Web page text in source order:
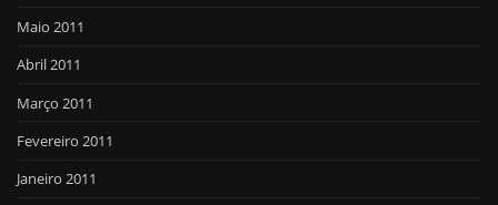
Maio 2011
Abril 2011
Março 2011
Fevereiro 2011
Janeiro 2011